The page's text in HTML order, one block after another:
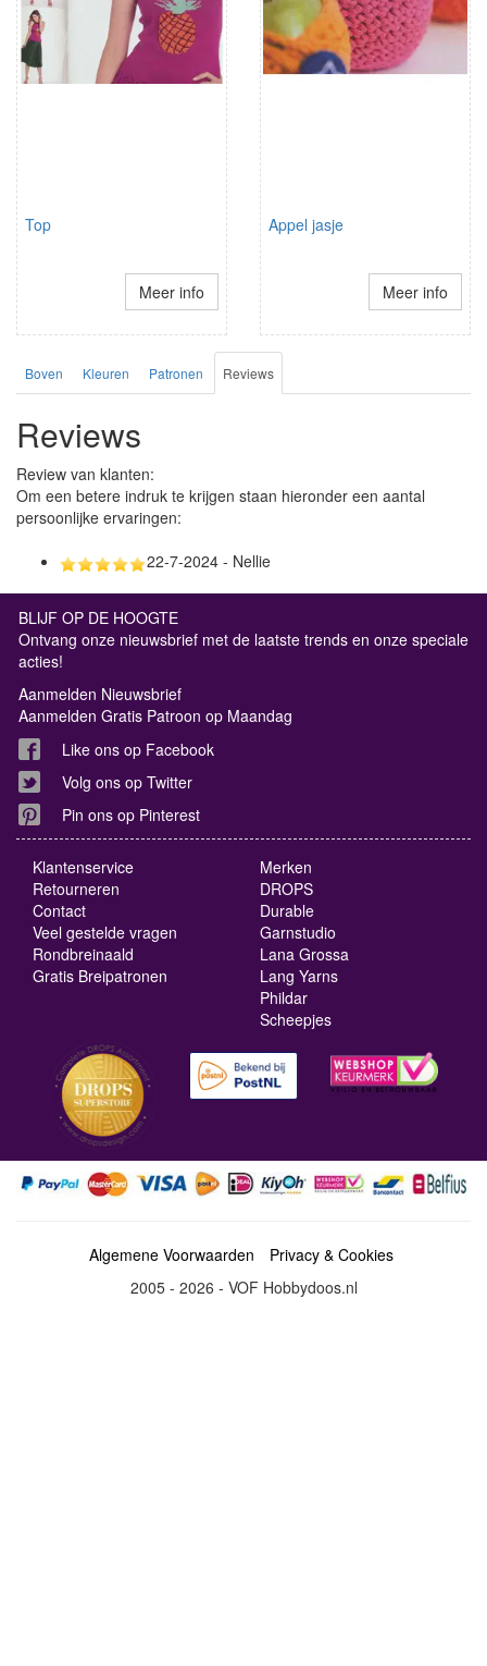
Top
Meer info
Appel jasje
Meer info
Boven Kleuren Patronen Reviews
Reviews
Review van klanten:
Om een betere indruk te krijgen staan hieronder een aantal
persoonlijke ervaringen:
22-7-2024 - Nellie
BLIJF OP DE HOOGTE
Ontvang onze nieuwsbrief met de laatste trends en onze speciale
acties!
Aanmelden Nieuwsbrief
Aanmelden Gratis Patroon op Maandag
Like ons op Facebook
Volg ons op Twitter
Pin ons op Pinterest
Klantenservice
Retourneren
Contact
Veel gestelde vragen
Rondbreinaald
Gratis Breipatronen
Merken
DROPS
Durable
Garnstudio
Lana Grossa
Lang Yarns
Phildar
Scheepjes
Algemene Voorwaarden
Privacy & Cookies
2005 - 2026 - VOF Hobbydoos.nl